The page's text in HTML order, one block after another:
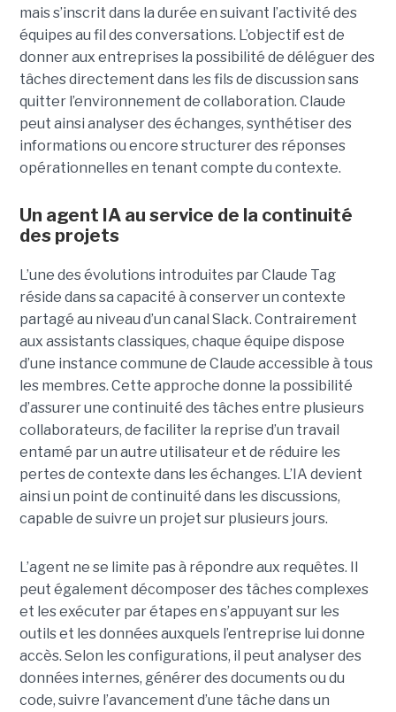
mais s’inscrit dans la durée en suivant l’activité des
équipes au fil des conversations. L’objectif est de
donner aux entreprises la possibilité de déléguer des
tâches directement dans les fils de discussion sans
quitter l’environnement de collaboration. Claude
peut ainsi analyser des échanges, synthétiser des
informations ou encore structurer des réponses
opérationnelles en tenant compte du contexte.
Un agent IA au service de la continuité
des projets
L’une des évolutions introduites par Claude Tag
réside dans sa capacité à conserver un contexte
partagé au niveau d’un canal Slack. Contrairement
aux assistants classiques, chaque équipe dispose
d’une instance commune de Claude accessible à tous
les membres. Cette approche donne la possibilité
d’assurer une continuité des tâches entre plusieurs
collaborateurs, de faciliter la reprise d’un travail
entamé par un autre utilisateur et de réduire les
pertes de contexte dans les échanges. L’IA devient
ainsi un point de continuité dans les discussions,
capable de suivre un projet sur plusieurs jours.
L’agent ne se limite pas à répondre aux requêtes. Il
peut également décomposer des tâches complexes
et les exécuter par étapes en s’appuyant sur les
outils et les données auxquels l’entreprise lui donne
accès. Selon les configurations, il peut analyser des
données internes, générer des documents ou du
code, suivre l’avancement d’une tâche dans un